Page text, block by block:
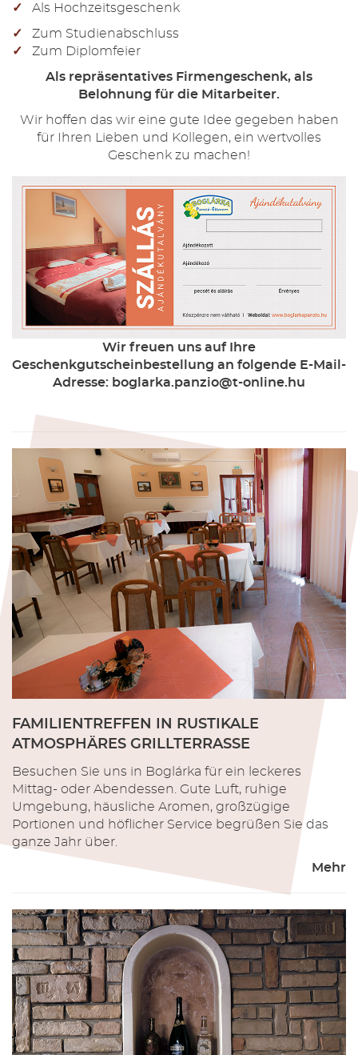
Als Hochzeitsgeschenk
Zum Studienabschluss
Zum Diplomfeier
Als repräsentatives Firmengeschenk, als
Belohnung für die Mitarbeiter.
Wir hoffen das wir eine gute Idee gegeben haben
für Ihren Lieben und Kollegen, ein wertvolles
Geschenk zu machen!
Wir freuen uns auf Ihre
Geschenkgutscheinbestellung an folgende E-Mail-
Adresse: boglarka.panzio@t-online.hu
FAMILIENTREFFEN IN RUSTIKALE
ATMOSPHÄRES GRILLTERRASSE
Besuchen Sie uns in Boglárka für ein leckeres
Mittag- oder Abendessen. Gute Luft, ruhige
Umgebung, häusliche Aromen, großzügige
Portionen und höflicher Service begrüßen Sie das
ganze Jahr über.
Mehr